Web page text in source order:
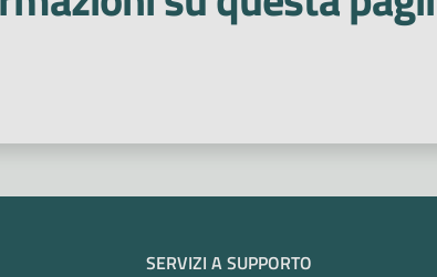
SERVIZI A SUPPORTO